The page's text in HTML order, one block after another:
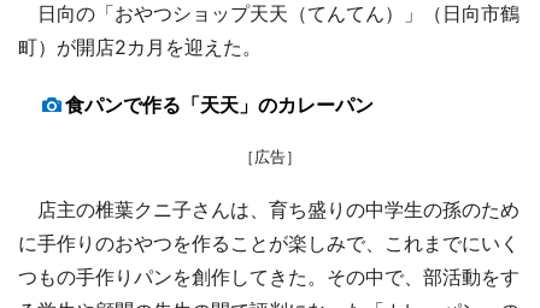
日向の「おやつショップ天天（てんてん）」（日向市鶴
町）が開店2カ月を迎えた。
食パンで作る「天天」のカレーパン
［広告］
店主の椎葉クニ子さんは、育ち盛りの中学生の孫のため
に手作りのおやつを作ることが楽しみで、これまでにいく
つもの手作りパンを創作してきた。その中で、部活動をす